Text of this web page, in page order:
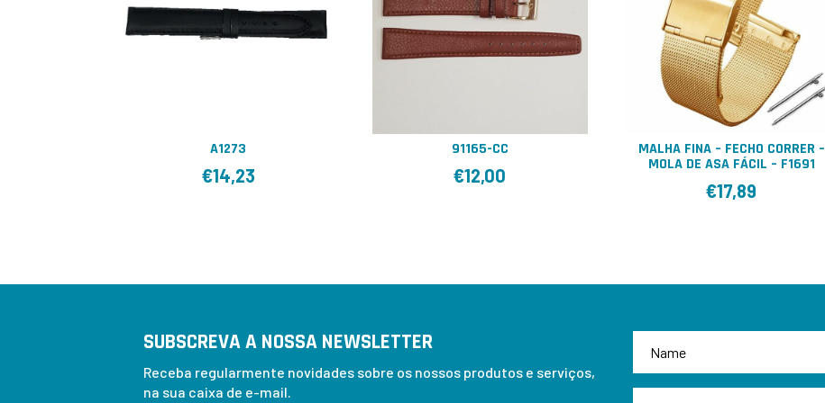
A1273
€14,23
91165-CC
€12,00
MALHA FINA – FECHO CORRER –
MOLA DE ASA FÁCIL – F1691
€17,89
SUBSCREVA A NOSSA NEWSLETTER
Receba regularmente novidades sobre os nossos produtos e serviços,
na sua caixa de e-mail.